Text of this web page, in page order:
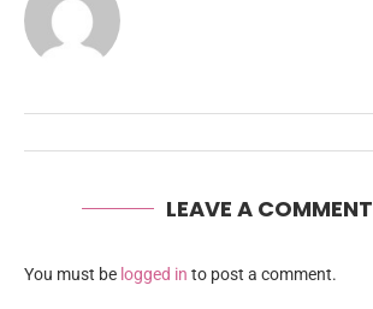
LEAVE A COMMENT
You must be logged in to post a comment.